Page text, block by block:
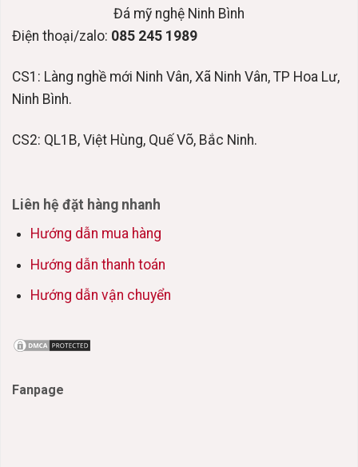
Đá mỹ nghệ Ninh Bình
Điện thoại/zalo: 085 245 1989
CS1: Làng nghề mới Ninh Vân, Xã Ninh Vân, TP Hoa Lư,
Ninh Bình.
CS2: QL1B, Việt Hùng, Quế Võ, Bắc Ninh.
Liên hệ đặt hàng nhanh
Hướng dẫn mua hàng
Hướng dẫn thanh toán
Hướng dẫn vận chuyển
Fanpage